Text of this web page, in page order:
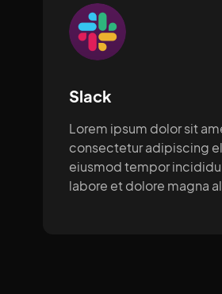
Slack
Lorem ipsum dolor sit
consectetur adipiscing
eiusmod tempor
labore et dolore magna